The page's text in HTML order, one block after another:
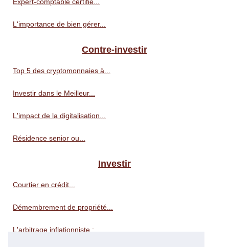
L'importance de bien gérer...
Contre-investir
Top 5 des cryptomonnaies à...
Investir dans le Meilleur...
L'impact de la digitalisation...
Résidence senior ou...
Investir
Courtier en crédit...
Démembrement de propriété...
L'arbitrage inflationniste :...